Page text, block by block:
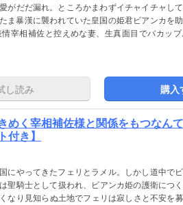
がだだ漏れ。ところかまわずイチャイチャし
暴漢に襲われていた皇国の姫君ビアンカを
相補佐と控えめな妻、生真面目でバカップ
し読み 購入
めく宰相補佐様と関係をもつなん
付き】
にやってきたフェリとラメル。しかし道中で
聖騎士として扱われ、ビアンカ姫の護衛に
なり見知らぬ土地でフェリは寂しさと不安